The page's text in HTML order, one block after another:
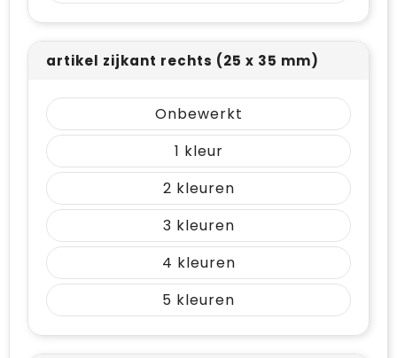
Themapakketten
Goodiebags
artikel zijkant rechts (25 x 35 mm)
Onbewerkt
1
2
3
4
5